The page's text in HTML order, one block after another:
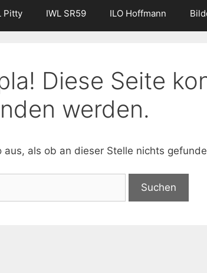
Pitty IWL SR59 ILO Hoffmann
Diese Seite
werden.
aus, als ob an dieser Stelle nichts